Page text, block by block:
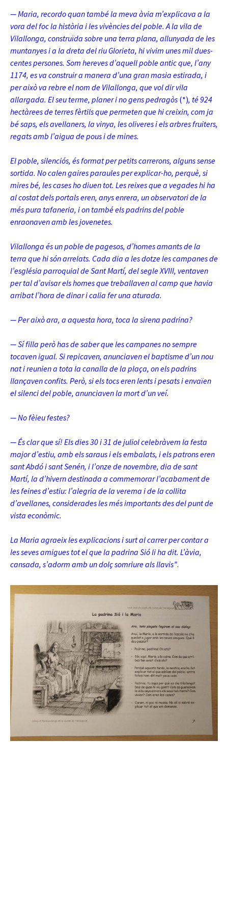
— Maria, recordo quan també la meva àvia m’explicava a la
vora del foc la història i les vivències del poble. A la vila de
Vilallonga, construïda sobre una terra plana, allunyada de les
muntanyes i a la dreta del riu Glorieta, hi vivim unes mil dues-
centes persones. Som hereves d’aquell poble antic que, l’any
1174, es va construir a manera d’una gran masia estirada, i
per això va rebre el nom de Vilallonga, que vol dir vila
allargada. El seu terme, planer i no gens pedragòs (*), té 924
hectàrees de terres fèrtils que permeten que hi creixin, com ja
bé saps, els avellaners, la vinya, les oliveres i els arbres fruiters,
regats amb l’aigua de pous i de mines.
El poble, silenciós, és format per petits carrerons, alguns sense
sortida. No calen gaires paraules per explicar-ho, perquè, si
mires bé, les cases ho diuen tot. Les reixes que a vegades hi ha
al costat dels portals eren, anys enrera, un observatori de la
més pura tafaneria, i on també els padrins del poble
enraonaven amb les jovenetes.
Vilallonga és un poble de pagesos, d’homes amants de la
terra que hi són arrelats. Cada dia a les dotze les campanes de
l’església parroquial de Sant Martí, del segle XVIII, ventaven
per tal d’avisar els homes que treballaven al camp que havia
arribat l’hora de dinar i calia fer una aturada.
— Per això ara, a aquesta hora, toca la sirena padrina?
— Sí filla però has de saber que les campanes no sempre
tocaven igual. Si repicaven, anunciaven el baptisme d’un nou
nat i reunien a tota la canalla de la plaça, on els padrins
llançaven confits. Però, si els tocs eren lents i pesats i envaïen
el silenci del poble, anunciaven la mort d’un veí.
— No fèieu festes?
— És clar que sí! Els dies 30 i 31 de juliol celebràvem la festa
major d’estiu, amb els saraus i els embalats, i els patrons eren
sant Abdó i sant Senén, i l’onze de novembre, dia de sant
Martí, la d’hivern destinada a commemorar l’acabament de
les feines d’estiu: l’alegria de la verema i de la collita
d’avellanes, considerades les més importants des del punt de
vista econòmic.
La Maria agraeix les explicacions i surt al carrer per contar a
les seves amigues tot el que la padrina Sió li ha dit. L’àvia,
cansada, s’adorm amb un dolç somriure als llavis”.